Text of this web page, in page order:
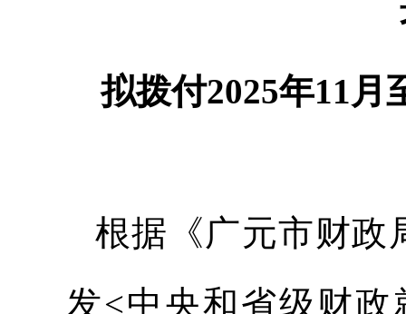
拟拨付2025年11月
根据《广元市财政
发<中央和省级财